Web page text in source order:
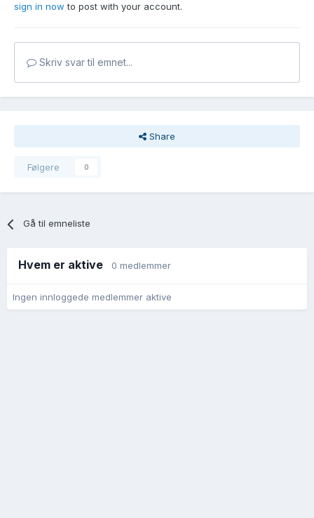
sign in now to post with your account.
Skriv svar til emnet...
Share
Følgere 0
Gå til emneliste
Hvem er aktive 0 medlemmer
Ingen innloggede medlemmer aktive